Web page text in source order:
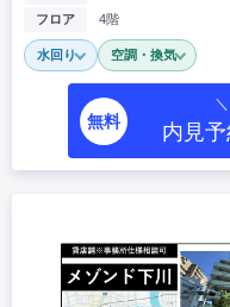
フロア
4階
水回り 空調・換気
無料 内見